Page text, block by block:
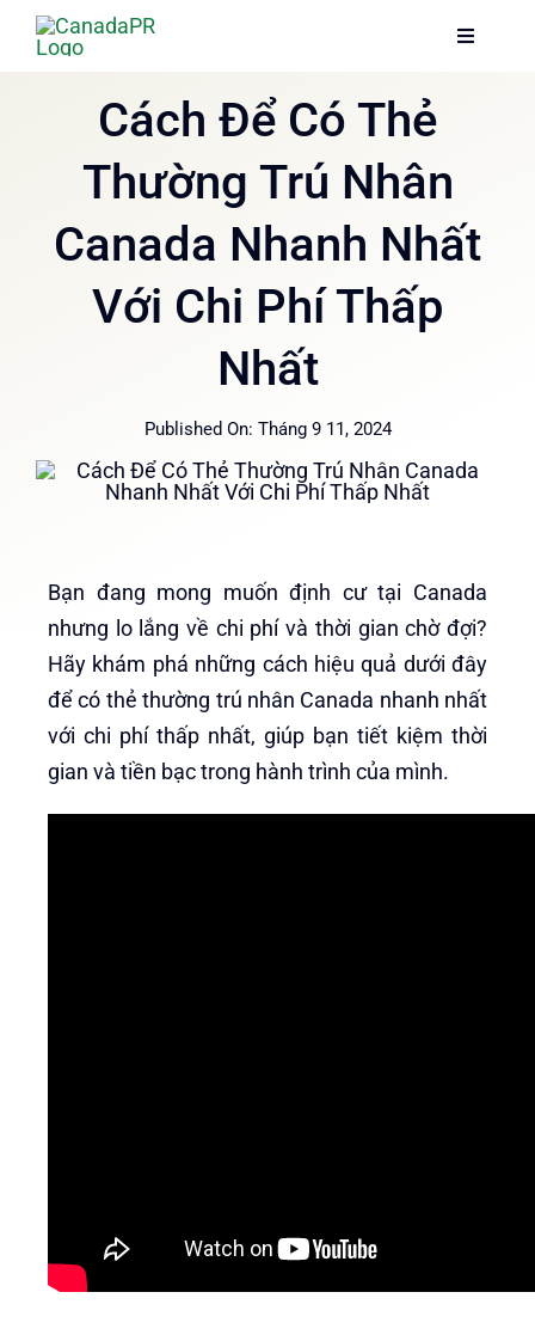
Skip
Toggle
Trang chủ
Dịch vụ
Về chúng tôi
Toggle
Trang chủ
Dịch vụ
Về chúng tôi
Cách Để Có Thẻ
Thường Trú Nhân
Canada Nhanh Nhất
Với Chi Phí Thấp
Nhất
Published On: Tháng 9 11, 2024
Bạn đang mong muốn định cư tại Canada
nhưng lo lắng về chi phí và thời gian chờ đợi?
Hãy khám phá những cách hiệu quả dưới đây
để có thẻ thường trú nhân Canada nhanh nhất
với chi phí thấp nhất, giúp bạn tiết kiệm thời
gian và tiền bạc trong hành trình của mình.